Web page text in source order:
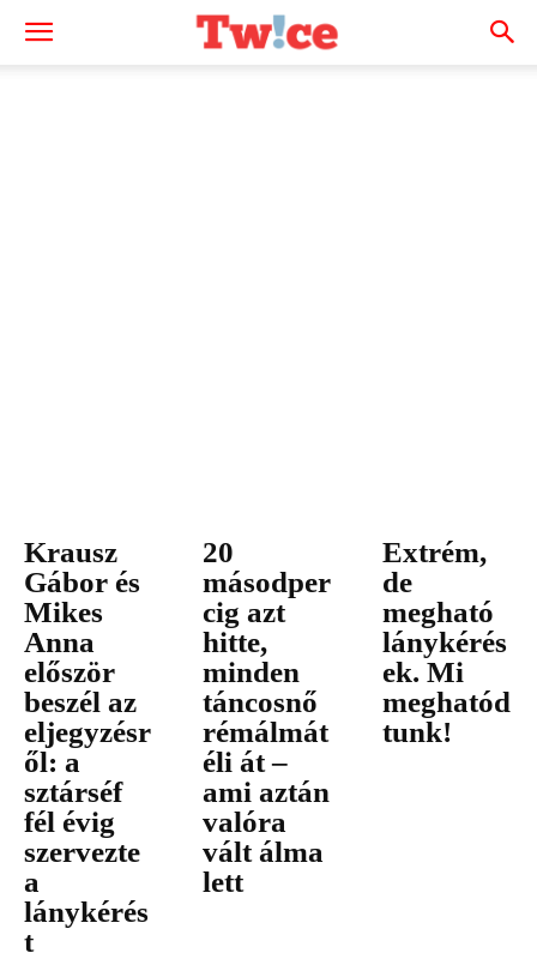
Krausz
Gábor és
Mikes
Anna
először
beszél az
eljegyzésr
ől: a
sztárséf
fél évig
szervezte
a
lánykérés
t
20
másodper
cig azt
hitte,
minden
táncosnő
rémálmát
éli át –
ami aztán
valóra
vált álma
lett
Extrém,
de
megható
lánykérés
ek. Mi
meghatód
tunk!